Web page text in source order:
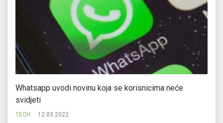
Whatsapp uvodi novinu koja se korisnicima neće
svidjeti
TECH 12.03.2022.